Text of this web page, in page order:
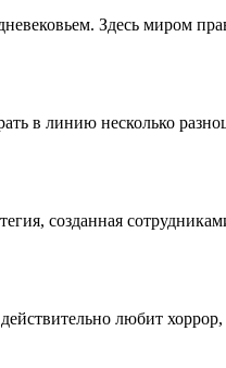
Здесь миром
в линию несколько
созданная
любит